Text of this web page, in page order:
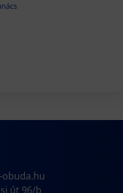
obuda.hu
út 96/b